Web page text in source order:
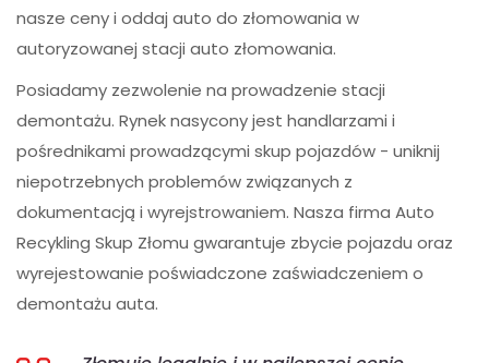
nasze ceny i oddaj auto do złomowania w
autoryzowanej stacji auto złomowania.
Posiadamy zezwolenie na prowadzenie stacji
demontażu. Rynek nasycony jest handlarzami i
pośrednikami prowadzącymi skup pojazdów - uniknij
niepotrzebnych problemów związanych z
dokumentacją i wyrejstrowaniem. Nasza firma Auto
Recykling Skup Złomu gwarantuje zbycie pojazdu oraz
wyrejestowanie poświadczone zaświadczeniem o
demontażu auta.